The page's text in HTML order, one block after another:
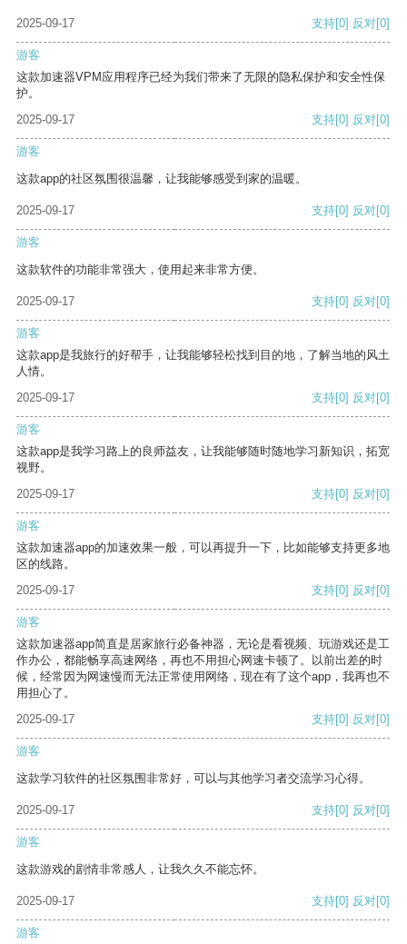
2025-09-17 支持[0] 反对[0]
游客
这款加速器VPM应用程序已经为我们带来了无限的隐私保护和安全性保
护。
2025-09-17
支持[0] 反对[0]
游客
这款app的社区氛围很温馨，让我能够感受到家的温暖。
2025-09-17 支持[0] 反对[0]
游客
这款软件的功能非常强大，使用起来非常方便。
2025-09-17 支持[0] 反对[0]
游客
这款app是我旅行的好帮手，让我能够轻松找到目的地，了解当地的风土
人情。
2025-09-17
支持[0] 反对[0]
游客
这款app是我学习路上的良师益友，让我能够随时随地学习新知识，拓宽
视野。
2025-09-17
支持[0] 反对[0]
游客
这款加速器app的加速效果一般，可以再提升一下，比如能够支持更多地
区的线路。
2025-09-17
支持[0] 反对[0]
游客
这款加速器app简直是居家旅行必备神器，无论是看视频、玩游戏还是工
作办公，都能畅享高速网络，再也不用担心网速卡顿了。以前出差的时
候，经常因为网速慢而无法正常使用网络，现在有了这个app，我再也不
用担心了。
2025-09-17
支持[0] 反对[0]
游客
这款学习软件的社区氛围非常好，可以与其他学习者交流学习心得。
2025-09-17 支持[0] 反对[0]
游客
这款游戏的剧情非常感人，让我久久不能忘怀。
2025-09-17 支持[0] 反对[0]
游客